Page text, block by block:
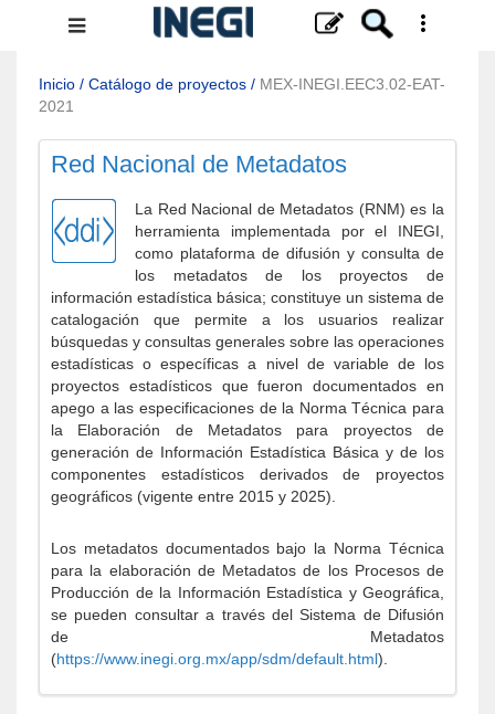
Menú
navegación
Inicio / Catálogo de proyectos / MEX-INEGI.EEC3.02-EAT-
2021
Red Nacional de Metadatos
La Red Nacional de Metadatos (RNM) es la
herramienta implementada por el INEGI,
como plataforma de difusión y consulta de
los metadatos de los proyectos de
información estadística básica; constituye un sistema de
catalogación que permite a los usuarios realizar
búsquedas y consultas generales sobre las operaciones
estadísticas o específicas a nivel de variable de los
proyectos estadísticos que fueron documentados en
apego a las especificaciones de la Norma Técnica para
la Elaboración de Metadatos para proyectos de
generación de Información Estadística Básica y de los
componentes estadísticos derivados de proyectos
geográficos (vigente entre 2015 y 2025).
Los metadatos documentados bajo la Norma Técnica
para la elaboración de Metadatos de los Procesos de
Producción de la Información Estadística y Geográfica,
se pueden consultar a través del Sistema de Difusión
de Metadatos
(https://www.inegi.org.mx/app/sdm/default.html).